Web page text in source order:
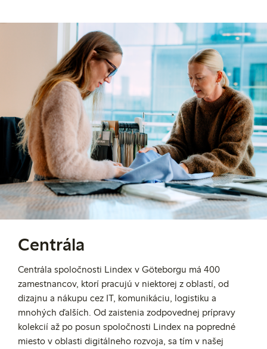
Centrála
Centrála spoločnosti Lindex v Göteborgu má 400
zamestnancov, ktorí pracujú v niektorej z oblastí, od
dizajnu a nákupu cez IT, komunikáciu, logistiku a
mnohých ďalších. Od zaistenia zodpovednej prípravy
kolekcií až po posun spoločnosti Lindex na popredné
miesto v oblasti digitálneho rozvoja, sa tím v našej